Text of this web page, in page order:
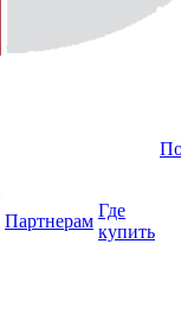
Партнерам
Где
купить